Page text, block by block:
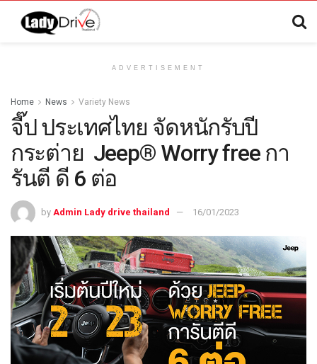
ADVERTISEMENT
Home News Variety News
จี๊ป ประเทศไทย จัดหนักรับปี
กระต่าย Jeep® Worry free กา
รันตี ดี 6 ต่อ
by Admin Lady drive thailand 16/01/2023